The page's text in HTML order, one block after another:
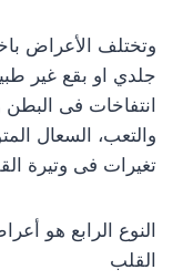
وتختلف الأعراض
جلدي او بقع غير
انتفاخات فى
والتعب، السعال
تغيرات فى وتيرة
النوع الرابع هو
القلب